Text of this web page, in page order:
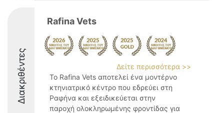
Διακριθέντες
Rafina Vets
Δείτε περισσότερα >>
Το Rafina Vets αποτελεί ένα μοντέρνο
κτηνιατρικό κέντρο που εδρεύει στη
Ραφήνα και εξειδικεύεται στην
παροχή ολοκληρωμένης φροντίδας για